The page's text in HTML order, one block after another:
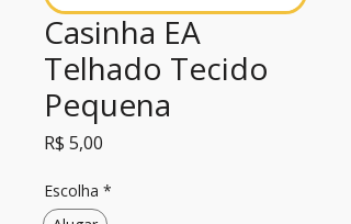
Casinha EA
Telhado Tecido
Pequena
R$ 5,00
Escolha *